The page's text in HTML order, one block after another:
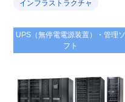
インフラストラクチャ
UPS（無停電電源装置）・管理ソ
フト